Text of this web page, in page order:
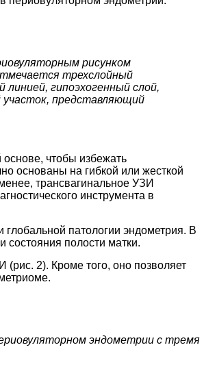
рисунком
трехслойный
гипоэхогенный слой,
представляющий
чтобы избежать
основаны на гибкой или жесткой
трансвагинальное УЗИ
инструмента в
глобальной патологии эндометрия. В
состояния полости матки.
2). Кроме того, оно позволяет
эндометрии с тремя